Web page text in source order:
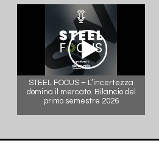
STEEL FOCUS – L’incertezza
domina il mercato. Bilancio del
primo semestre 2026